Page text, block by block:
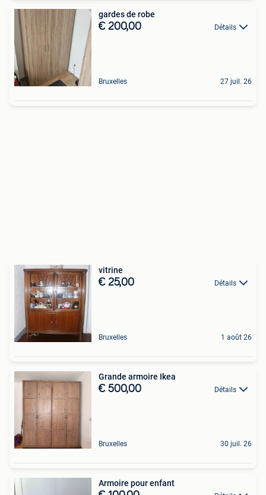
gardes de robe
€ 200,00 Détails
Bruxelles 27 juil. 26
vitrine
€ 25,00 Détails
Bruxelles 1 août 26
Grande armoire Ikea
€ 500,00 Détails
Bruxelles 30 juil. 26
Armoire pour enfant